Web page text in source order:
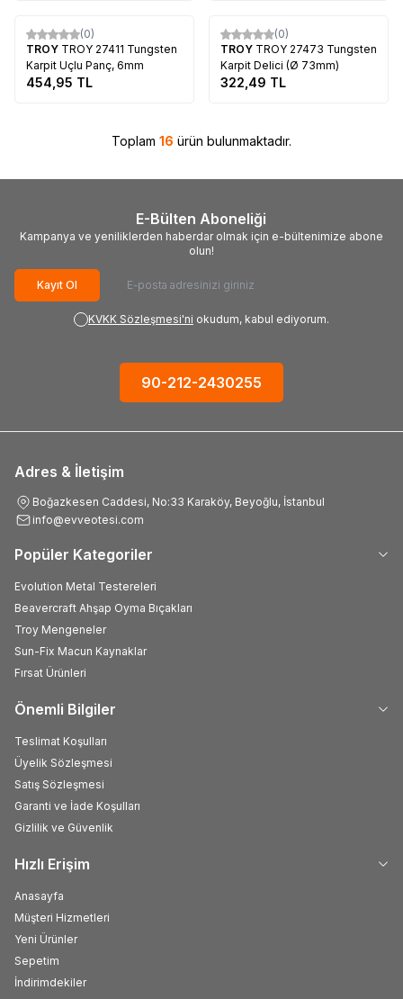
(0)
TROY TROY 27411 Tungsten
Karpit Uçlu Panç, 6mm
454,95 TL
(0)
TROY TROY 27473 Tungsten
Karpit Delici (Ø 73mm)
322,49 TL
Toplam 16 ürün bulunmaktadır.
E-Bülten Aboneliği
Kampanya ve yeniliklerden haberdar olmak için e-bültenimize abone
olun!
Kayıt Ol
KVKK Sözleşmesi'ni okudum, kabul ediyorum.
90-212-2430255
Adres & İletişim
Boğazkesen Caddesi, No:33 Karaköy, Beyoğlu, İstanbul
info@evveotesi.com
Popüler Kategoriler
Evolution Metal Testereleri
Beavercraft Ahşap Oyma Bıçakları
Troy Mengeneler
Sun-Fix Macun Kaynaklar
Fırsat Ürünleri
Önemli Bilgiler
Teslimat Koşulları
Üyelik Sözleşmesi
Satış Sözleşmesi
Garanti ve İade Koşulları
Gizlilik ve Güvenlik
Hızlı Erişim
Anasayfa
Müşteri Hizmetleri
Yeni Ürünler
Sepetim
İndirimdekiler